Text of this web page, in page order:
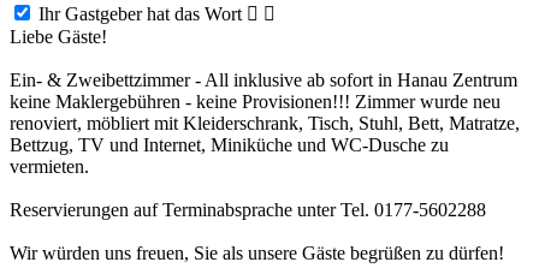
Ihr Gastgeber hat das Wort  
Liebe Gäste!
Ein- & Zweibettzimmer - All inklusive ab sofort in Hanau Zentrum
keine Maklergebühren - keine Provisionen!!! Zimmer wurde neu
renoviert, möbliert mit Kleiderschrank, Tisch, Stuhl, Bett, Matratze,
Bettzug, TV und Internet, Miniküche und WC-Dusche zu
vermieten.
Reservierungen auf Terminabsprache unter Tel. 0177-5602288
Wir würden uns freuen, Sie als unsere Gäste begrüßen zu dürfen!